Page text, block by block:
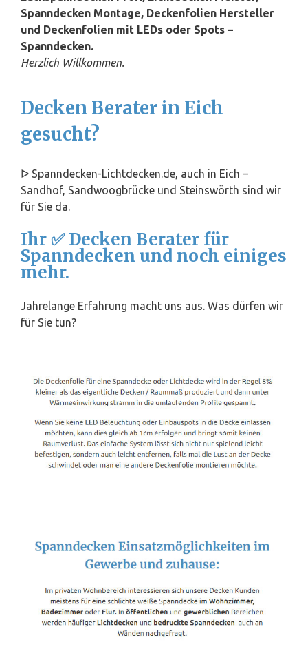
Spanndecken Montage, Deckenfolien Hersteller
und Deckenfolien mit LEDs oder Spots –
Spanndecken.
Herzlich Willkommen.
Decken Berater in Eich
gesucht?
ᐅ Spanndecken-Lichtdecken.de, auch in Eich –
Sandhof, Sandwoogbrücke und Steinswörth sind wir
für Sie da.
Ihr ✅ Decken Berater für
Spanndecken und noch einiges
mehr.
Jahrelange Erfahrung macht uns aus. Was dürfen wir
für Sie tun?